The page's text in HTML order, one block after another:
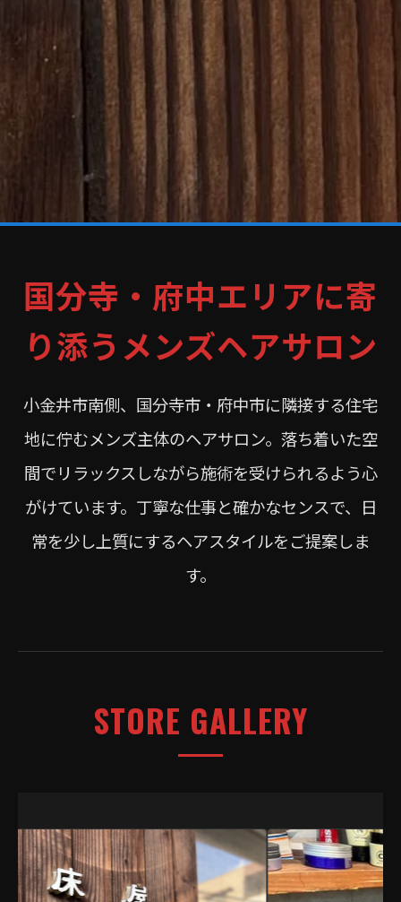
国分寺・府中エリアに寄
り添うメンズヘアサロン
小金井市南側、国分寺市・府中市に隣接する住宅
地に佇むメンズ主体のヘアサロン。落ち着いた空
間でリラックスしながら施術を受けられるよう心
がけています。丁寧な仕事と確かなセンスで、日
常を少し上質にするヘアスタイルをご提案しま
す。
STORE GALLERY